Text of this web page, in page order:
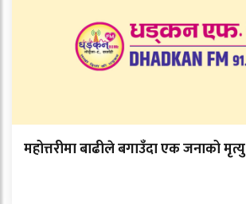
महोत्तरीमा बाढीले बगाउँदा एक जनाको मृत्यु